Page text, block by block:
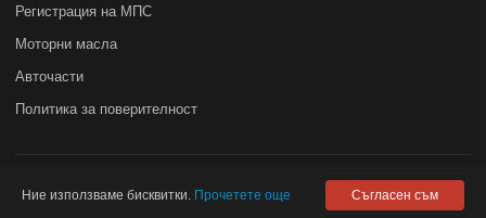
Регистрация на МПС
Моторни масла
Авточасти
Политика за поверителност
autodata.bg не носи отговорност за точността на данните.
Ние използваме бисквитки. Прочетете още Съгласен съм